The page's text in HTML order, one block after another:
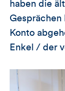
haben die
Konto
Enkel / der